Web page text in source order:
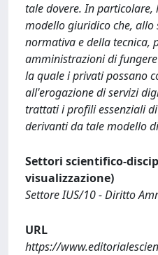
tale dovere. In
modello giuridico che,
normativa e della tecnica,
amministrazioni di
la quale i privati possano
all'erogazione di servizi
trattati i profili essenziali
derivanti da tale modello
Settori scientifico-
visualizzazione)
Settore IUS/10 - Diritto
URL
https://